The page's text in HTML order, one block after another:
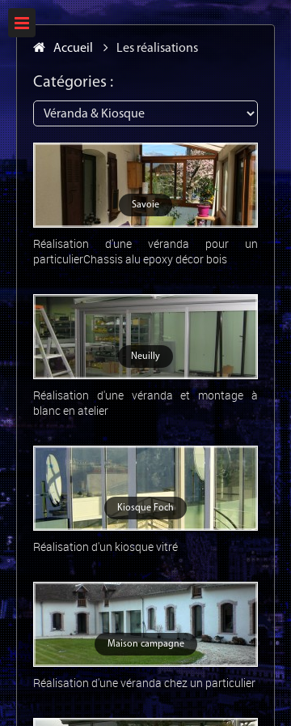
Accueil Les réalisations
Catégories :
Savoie
Réalisation d'une véranda pour un
particulierChassis alu epoxy décor bois
Neuilly
Réalisation d'une véranda et montage à
blanc en atelier
Kiosque Foch
Réalisation d'un kiosque vitré
Maison campagne
Réalisation d'une véranda chez un particulier